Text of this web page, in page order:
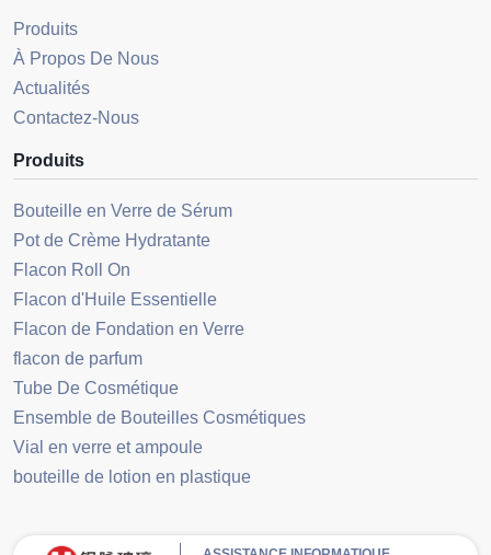
Produits
À Propos De Nous
Actualités
Contactez-Nous
Produits
Bouteille en Verre de Sérum
Pot de Crème Hydratante
Flacon Roll On
Flacon d'Huile Essentielle
Flacon de Fondation en Verre
flacon de parfum
Tube De Cosmétique
Ensemble de Bouteilles Cosmétiques
Vial en verre et ampoule
bouteille de lotion en plastique